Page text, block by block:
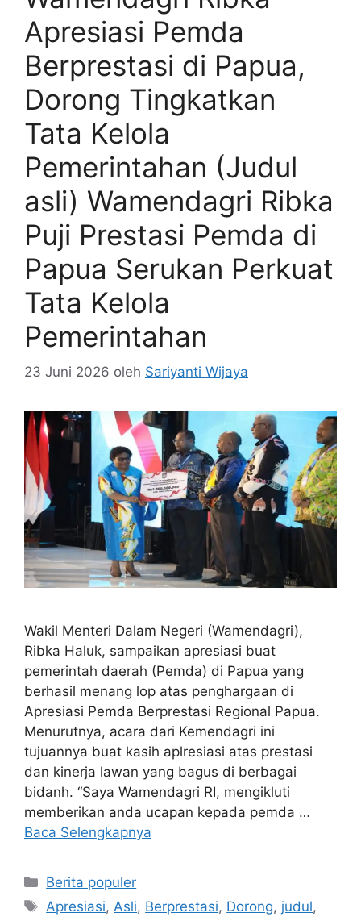
Apresiasi Pemda
Berprestasi di Papua,
Dorong Tingkatkan
Tata Kelola
Pemerintahan (Judul
asli) Wamendagri Ribka
Puji Prestasi Pemda di
Papua Serukan Perkuat
Tata Kelola
Pemerintahan
23 Juni 2026 oleh Sariyanti Wijaya
Wakil Menteri Dalam Negeri (Wamendagri),
Ribka Haluk, sampaikan apresiasi buat
pemerintah daerah (Pemda) di Papua yang
berhasil menang lop atas penghargaan di
Apresiasi Pemda Berprestasi Regional Papua.
Menurutnya, acara dari Kemendagri ini
tujuannya buat kasih aplresiasi atas prestasi
dan kinerja lawan yang bagus di berbagai
bidanh. “Saya Wamendagri RI, mengikluti
memberikan anda ucapan kepada pemda …
Baca Selengkapnya
Kategori
Berita populer
Tag
Apresiasi, Asli, Berprestasi, Dorong, judul,